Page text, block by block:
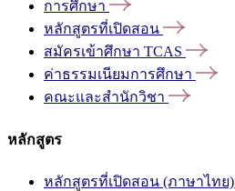
การศึกษา
หลักสูตรที่เปิดสอน
สมัครเข้าศึกษา TCAS
ค่าธรรมเนียมการศึกษา
คณะและสำนักวิชา
หลักสูตร
หลักสูตรที่เปิดสอน (ภาษาไทย)